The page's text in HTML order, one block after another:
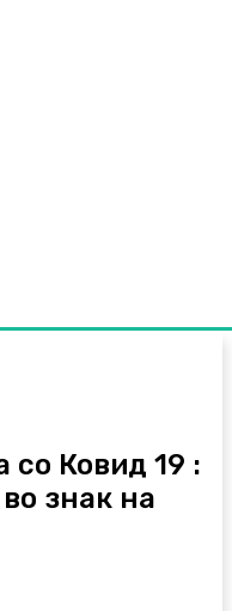
со Ковид 19 :
знак на